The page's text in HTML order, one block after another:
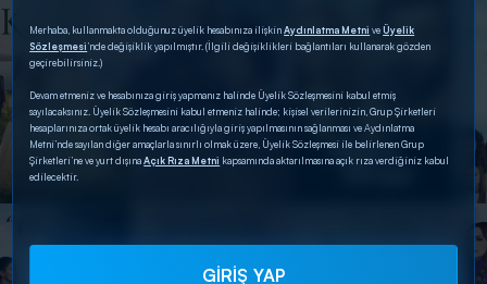
DİĞER SONUÇLAR
Merhaba, kullanmakta olduğunuz üyelik hesabınıza ilişkinAydınlatma Metni veÜyelik
Sözleşmesi’nde değişiklik yapılmıştır. (İlgili değişiklikleri bağlantıları kullanarak gözden
geçirebilirsiniz.)
Devam etmeniz ve hesabınıza giriş yapmanız halinde Üyelik Sözleşmesini kabul etmiş
sayılacaksınız. Üyelik Sözleşmesini kabul etmeniz halinde; kişisel verilerinizin, Grup Şirketleri
hesaplarınıza ortak üyelik hesabı aracılığıyla giriş yapılmasının sağlanması ve Aydınlatma
Metni’nde sayılan diğer amaçlarla sınırlı olmak üzere, Üyelik Sözleşmesi ile belirlenen Grup
Şirketleri’ne ve yurt dışınaAçık Rıza Metni kapsamında aktarılmasına açık rıza verdiğiniz kabul
edilecektir.
GİRİŞ YAP